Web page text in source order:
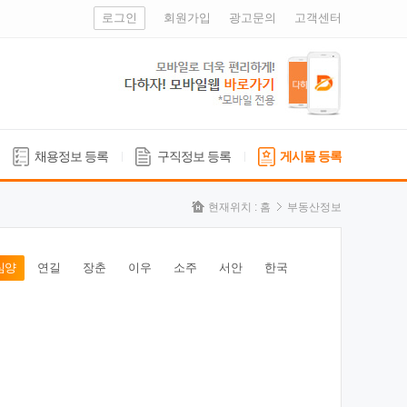
로그인 회원가입 광고문의 고객센터
채용정보 등록 구직정보 등록 게시물 등록
현재위치 : 홈 부동산정보
양 연길 장춘 이우 소주 서안 한국